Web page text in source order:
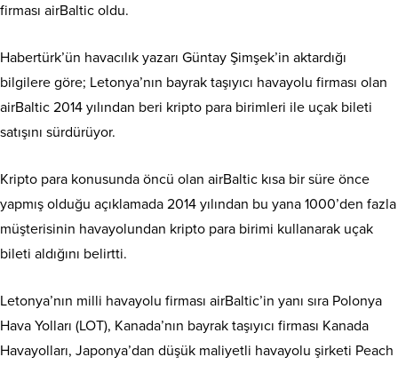
firması airBaltic oldu.
Habertürk’ün havacılık yazarı Güntay Şimşek’in aktardığı
bilgilere göre; Letonya’nın bayrak taşıyıcı havayolu firması olan
airBaltic 2014 yılından beri kripto para birimleri ile uçak bileti
satışını sürdürüyor.
Kripto para konusunda öncü olan airBaltic kısa bir süre önce
yapmış olduğu açıklamada 2014 yılından bu yana 1000’den fazla
müşterisinin havayolundan kripto para birimi kullanarak uçak
bileti aldığını belirtti.
Letonya’nın milli havayolu firması airBaltic’in yanı sıra Polonya
Hava Yolları (LOT), Kanada’nın bayrak taşıyıcı firması Kanada
Havayolları, Japonya’dan düşük maliyetli havayolu şirketi Peach